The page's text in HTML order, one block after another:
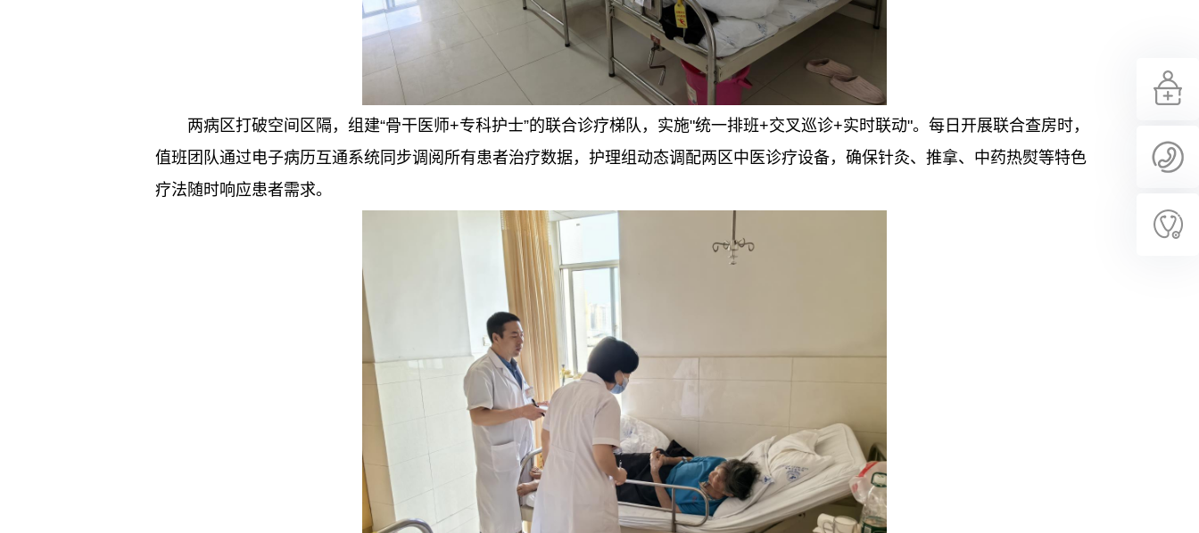
两病区打破空间区隔，组建“骨干医师+专科护士”的联合诊疗梯队，实施"统一排班+交叉巡诊+实时联动"。每日开展联合查房时，
值班团队通过电子病历互通系统同步调阅所有患者治疗数据，护理组动态调配两区中医诊疗设备，确保针灸、推拿、中药热熨等特色
疗法随时响应患者需求。